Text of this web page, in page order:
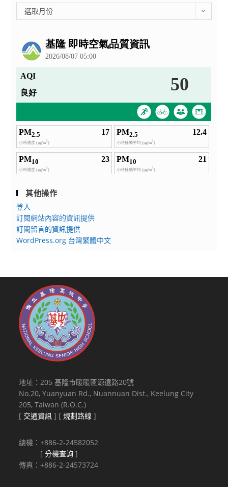
整
選取月份
其他操作
登入
訂閱網站內容的資訊提供
訂閱留言的資訊提供
WordPress.org 台灣繁體中文
地址：205 基隆市暖暖區源遠路20號
No.20, Yuanyuan Rd., Nuannuan Dist., Keelung City
205, Taiwan (R.O.C.)
[ 交通資訊 ] [規劃路線 ]
總機：+886-2-24582052
[分機查詢 ]
傳真：+886-2-24573724